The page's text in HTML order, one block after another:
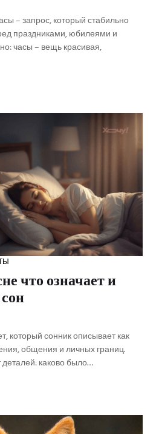
– запрос, который стабильно
праздниками, юбилеями и
часы – вещь красивая,
что означает и
который сонник описывает как
общения и личных границ.
деталей: каково было…